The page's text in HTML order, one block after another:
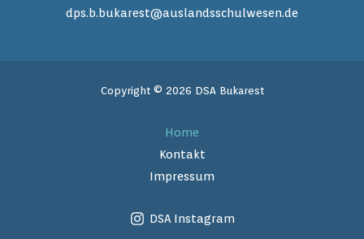
dps.b.bukarest@auslandsschulwesen.de
Copyright © 2026 DSA Bukarest
Home
Kontakt
Impressum
DSA Instagram